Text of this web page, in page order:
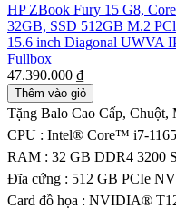
HP ZBook Fury 15 G8,
32GB, SSD 512GB M.2
15.6 inch Diagonal UWVA
Fullbox
47.390.000 ₫
Thêm vào giỏ
Tặng Balo Cao Cấp, Chuột,
CPU : Intel® Core™ i7-
Boost Technology, 12 MB L3
RAM : 32 GB DDR4 3200
Đĩa cứng : 512 GB PCIe
Card đồ họa : NVIDIA®